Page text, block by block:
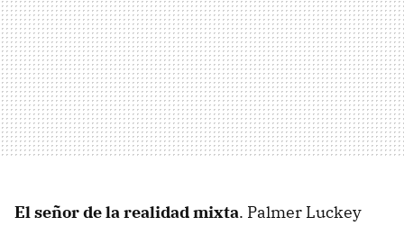
El señor de la realidad mixta. Palmer Luckey